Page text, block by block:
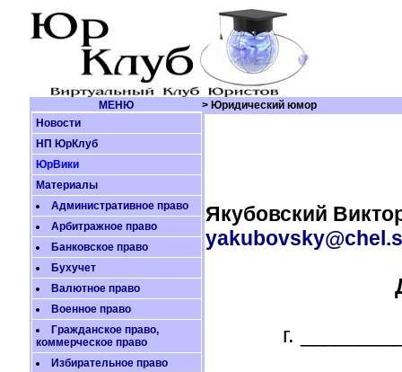
МЕНЮ
> Юридический юмор
Новости
НП ЮрКлуб
ЮрВики
Материалы
Административное право
Арбитражное право
Банковское право
Бухучет
Валютное право
Военное право
Гражданское право,
коммерческое право
Избирательное право
Якубовский
г.